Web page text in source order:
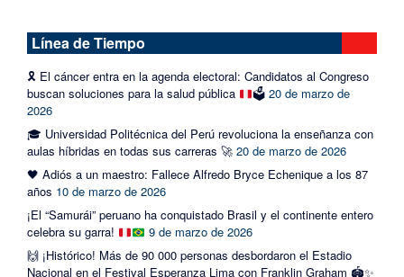
Línea de Tiempo
🎗️ El cáncer entra en la agenda electoral: Candidatos al Congreso
buscan soluciones para la salud pública
🗳️ 20 de marzo de
2026
🎓 Universidad Politécnica del Perú revoluciona la enseñanza con
aulas híbridas en todas sus carreras 🚀 20 de marzo de 2026
🖤 Adiós a un maestro: Fallece Alfredo Bryce Echenique a los 87
años 10 de marzo de 2026
¡El “Samurái” peruano ha conquistado Brasil y el continente entero
celebra su garra!
9 de marzo de 2026
🙌 ¡Histórico! Más de 90 000 personas desbordaron el Estadio
Nacional en el Festival Esperanza Lima con Franklin Graham 🏟️✨